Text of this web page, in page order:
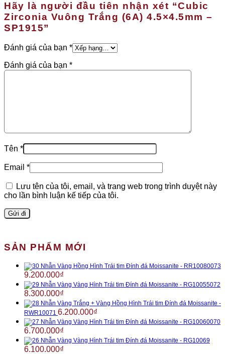
Hãy là người đầu tiên nhận xét “Cubic
Zirconia Vuông Trắng (6A) 4.5×4.5mm –
SP1915”
Đánh giá của bạn *
Đánh giá của bạn *
Tên *
Email *
Lưu tên của tôi, email, và trang web trong trình duyệt này
cho lần bình luận kế tiếp của tôi.
SẢN PHẨM MỚI
Nhẫn Vàng Hồng Hình Trái tim Đính đá Moissanite - RR10080073
9.200.000₫
Nhẫn Vàng Vàng Hình Trái tim Đính đá Moissanite - RG10055072
8.300.000₫
Nhẫn Vàng Trắng + Vàng Hồng Hình Trái tim Đính đá Moissanite -
RWR10071 6.200.000₫
Nhẫn Vàng Vàng Hình Trái tim Đính đá Moissanite - RG10060070
6.700.000₫
Nhẫn Vàng Vàng Hình Trái tim Đính đá Moissanite - RG10069
6.100.000₫